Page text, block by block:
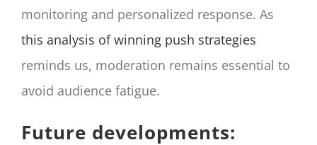
monitoring and personalized response. As
this analysis of winning push strategies
reminds us, moderation remains essential to
avoid audience fatigue.
Future developments: